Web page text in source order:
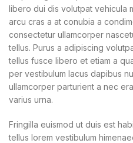
libero dui dis volutpat vehicula
arcu cras a at conubia a
consectetur ullamcorper
tellus. Purus a adipiscing
tellus fusce libero et etiam a
per vestibulum lacus dapibus
ullamcorper parturient a nec
varius urna.
Fringilla euismod ut duis est
tellus lorem vestibulum